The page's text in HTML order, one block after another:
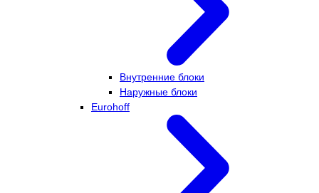
Внутренние блоки
Наружные блоки
Eurohoff